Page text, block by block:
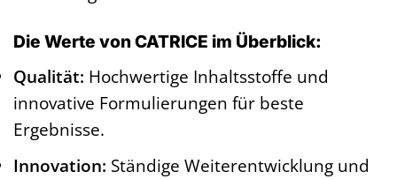
Die Werte von CATRICE im Überblick:
Qualität: Hochwertige Inhaltsstoffe und
innovative Formulierungen für beste
Ergebnisse.
Innovation: Ständige Weiterentwicklung und